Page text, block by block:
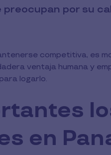
por su
competitiva, es
ventaja humana y
logarlo.
en